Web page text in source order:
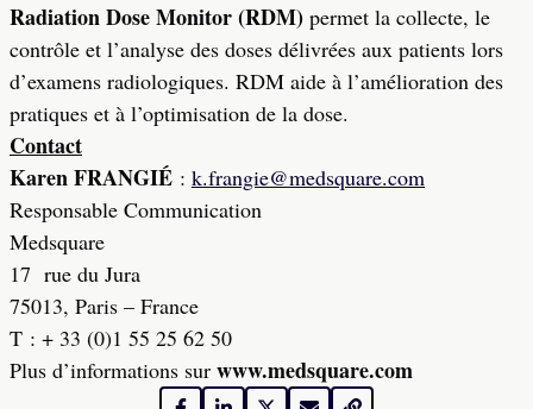
Radiation Dose Monitor (RDM) permet la collecte, le
contrôle et l’analyse des doses délivrées aux patients lors
d’examens radiologiques. RDM aide à l’amélioration des
pratiques et à l’optimisation de la dose.
Contact
Karen FRANGIÉ : k.frangie@medsquare.com
Responsable Communication
Medsquare
17 rue du Jura
75013, Paris – France
T : + 33 (0)1 55 25 62 50
Plus d’informations sur www.medsquare.com